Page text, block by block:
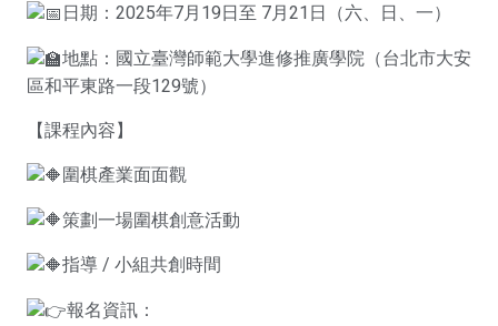
日期：2025年7月19日至 7月21日（六、日、一）
地點：國立臺灣師範大學進修推廣學院（台北市大安
區和平東路一段129號）
【課程內容】
圍棋產業面面觀
策劃一場圍棋創意活動
指導 / ⼩組共創時間
報名資訊：